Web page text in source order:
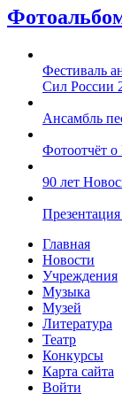
Фестиваль
Сил России
Ансамбль
Фотоотчёт о
90 лет
Главная
Новости
Учреждения
Музыка
Музей
Литература
Театр
Конкурсы
Карта сайта
Войти